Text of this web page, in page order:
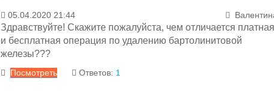
14.04.2020 13:00 Менеджер раздела
Уважаемая Наталья! Осуществляется, запись ведёт
заведующий ГО№ 4, 1 этаж 17 каб, 8:30. тел
05.04.2020 21:44
Здравствуйте! Скажите пожалуйста, чем отличается платная
и бесплатная операция по удалению бартолинитовой
железы???
Посмотреть Ответов: 1